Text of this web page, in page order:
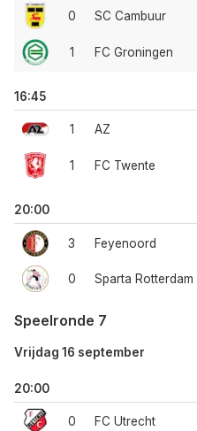
0
1
SC Cambuur
FC Groningen
16:45
1
1
AZ
FC Twente
20:00
3
0
Feyenoord
Sparta Rotterdam
Speelronde 7
Vrijdag 16 september
20:00
0 FC Utrecht